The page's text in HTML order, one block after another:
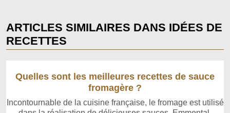
ARTICLES SIMILAIRES DANS IDÉES DE
RECETTES
Quelles sont les meilleures recettes de sauce
fromagère ?
Incontournable de la cuisine française, le fromage est utilisé